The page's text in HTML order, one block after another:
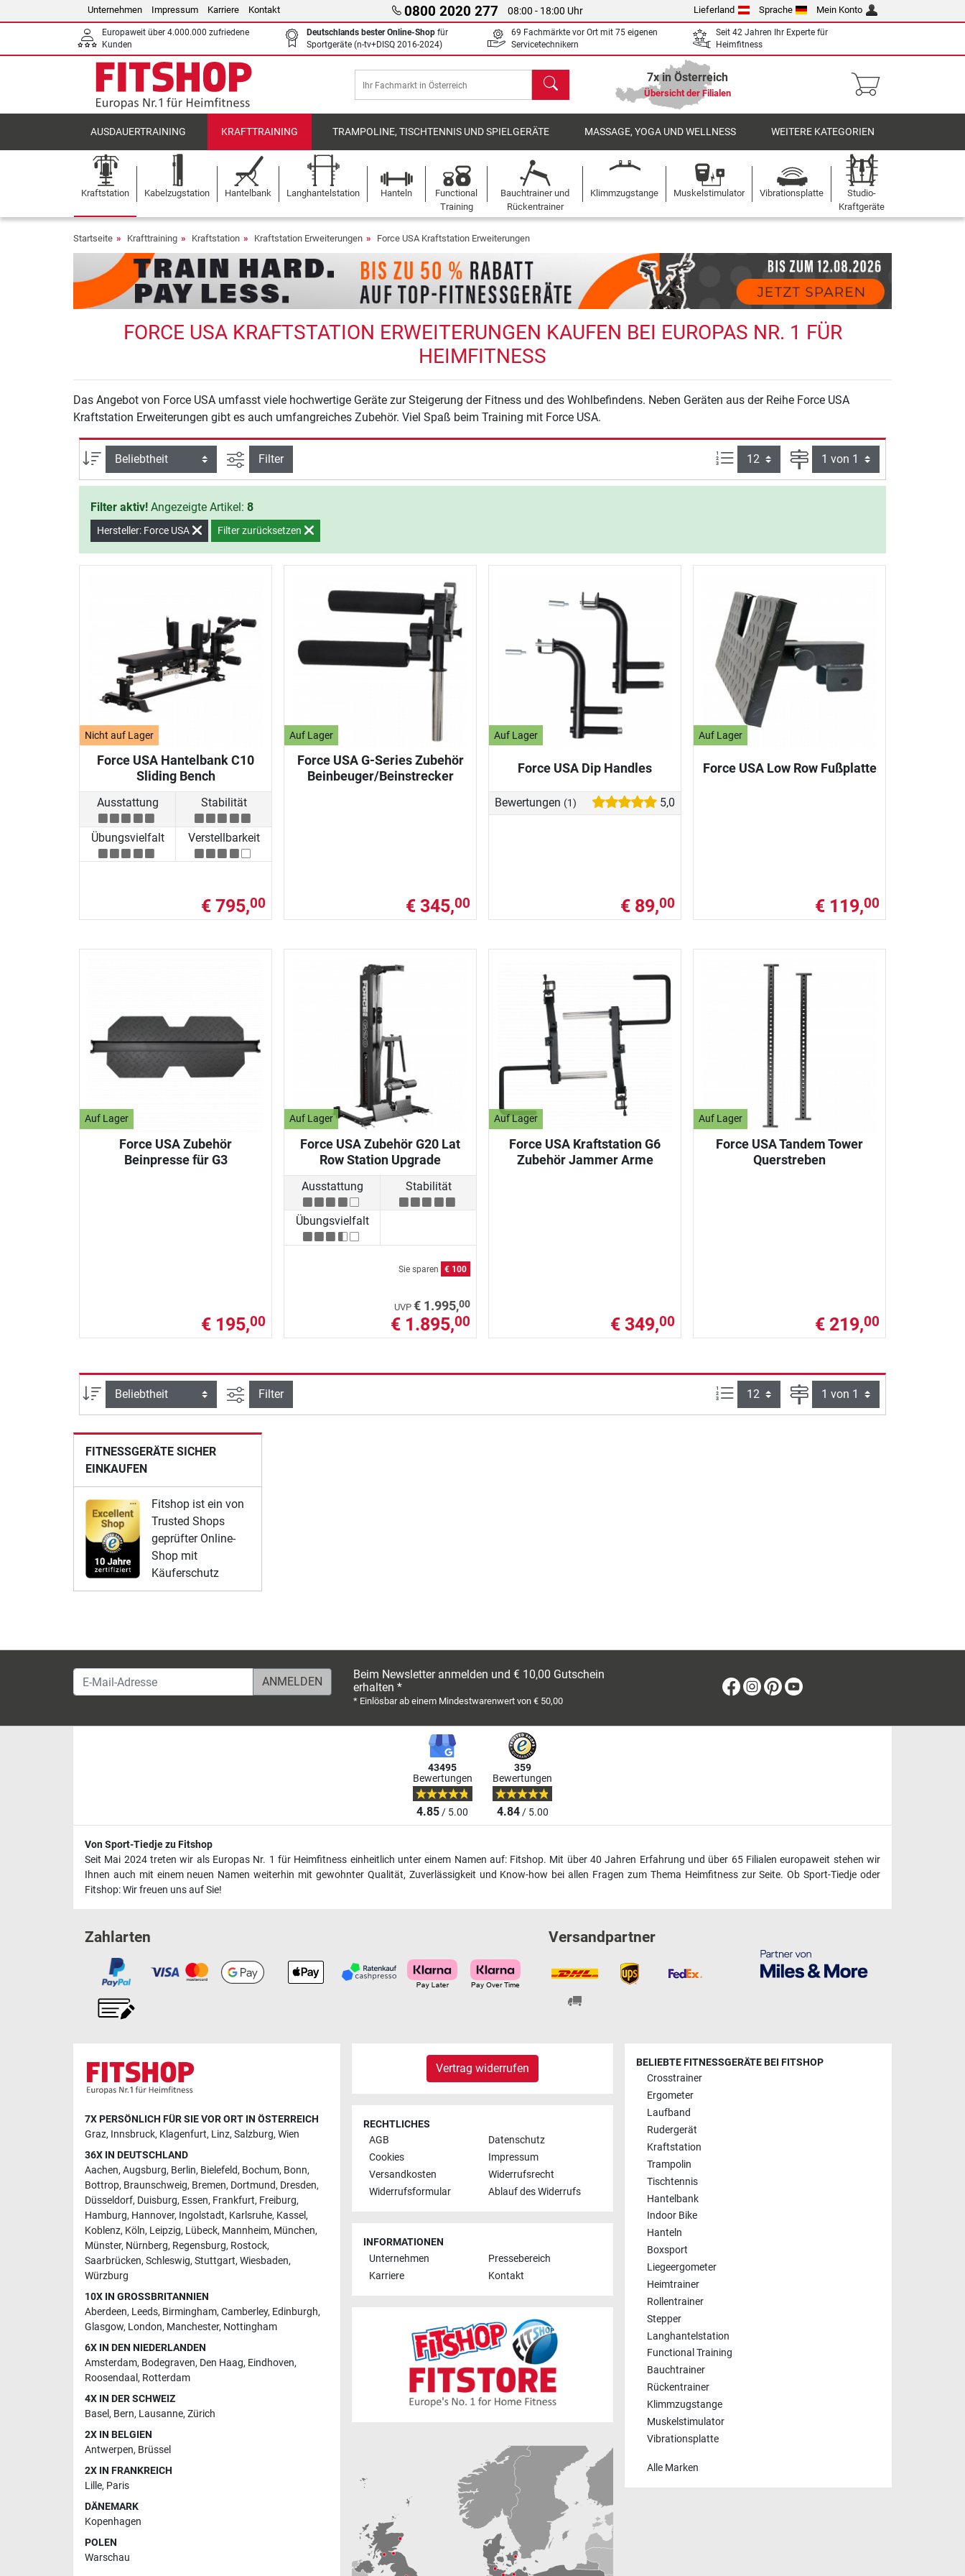
Unternehmen Impressum Karriere Kontakt 0800 2020 277 08:00 - 18:00 Uhr Lieferland Sprache Mein Konto
Europaweit über 4.000.000 zufriedene
Kunden
Deutschlands bester Online-Shop für
Sportgeräte (n-tv+DISQ 2016-2024)
69 Fachmärkte vor Ort mit 75 eigenen
Servicetechnikern
Seit 42 Jahren Ihr Experte für
Heimfitness
Suchen 7x in Österreich
Übersicht der Filialen
AUSDAUERTRAINING KRAFTTRAINING TRAMPOLINE, TISCHTENNIS UND SPIELGERÄTE MASSAGE, YOGA UND WELLNESS WEITERE KATEGORIEN
Kraftstation Kabelzugstation Hantelbank Langhantelstation Hanteln
Functional
Training
Bauchtrainer und
Rückentrainer
Klimmzugstange Muskelstimulator Vibrationsplatte
Studio-
Kraftgeräte
Startseite Krafttraining Kraftstation Kraftstation Erweiterungen Force USA Kraftstation Erweiterungen
FORCE USA KRAFTSTATION ERWEITERUNGEN KAUFEN BEI EUROPAS NR. 1 FÜR
HEIMFITNESS
Das Angebot von Force USA umfasst viele hochwertige Geräte zur Steigerung der Fitness und des Wohlbefindens. Neben Geräten aus der Reihe Force USA
Kraftstation Erweiterungen gibt es auch umfangreiches Zubehör. Viel Spaß beim Training mit Force USA.
Sortierung Ansicht filtern
Filter Artikel pro Seite: Seite
Filter aktiv! Angezeigte Artikel: 8
Hersteller: Force USA Filter zurücksetzen
Nicht auf Lager
Force USA Hantelbank C10
Sliding Bench
Ausstattung Stabilität
Übungsvielfalt Verstellbarkeit
€ 795,00
Auf Lager
Force USA G-Series Zubehör
Beinbeuger/Beinstrecker
€ 345,00
Auf Lager
Force USA Dip Handles
Bewertungen (1) 5,0
€ 89,00
Auf Lager
Force USA Low Row Fußplatte
€ 119,00
Auf Lager
Force USA Zubehör
Beinpresse für G3
€ 195,00
Auf Lager
Force USA Zubehör G20 Lat
Row Station Upgrade
Ausstattung Stabilität
Übungsvielfalt
Sie sparen € 100
UVP € 1.995,00
€ 1.895,00
Auf Lager
Force USA Kraftstation G6
Zubehör Jammer Arme
€ 349,00
Auf Lager
Force USA Tandem Tower
Querstreben
€ 219,00
Sortierung Ansicht filtern
Filter Artikel pro Seite: Seite
FITNESSGERÄTE SICHER
EINKAUFEN
Fitshop ist ein von
Trusted Shops
geprüfter Online-
Shop mit
Käuferschutz
E-Mail-Adresse
Beim Newsletter anmelden und € 10,00 Gutschein
erhalten *
* Einlösbar ab einem Mindestwarenwert von € 50,00
Facebook
Instagram
Pinterest
43495
Bewertungen
4.85/ 5.00
359
Bewertungen
4.84/ 5.00
Von Sport-Tiedje zu Fitshop
Seit Mai 2024 treten wir als Europas Nr. 1 für Heimfitness einheitlich unter einem Namen auf: Fitshop. Mit über 40 Jahren Erfahrung und über 65 Filialen europaweit stehen wir
Ihnen auch mit einem neuen Namen weiterhin mit gewohnter Qualität, Zuverlässigkeit und Know-how bei allen Fragen zum Thema Heimfitness zur Seite. Ob Sport-Tiedje oder
Fitshop: Wir freuen uns auf Sie!
Zahlarten Versandpartner
7X PERSÖNLICH FÜR SIE VOR ORT IN ÖSTERREICH
Graz, Innsbruck, Klagenfurt, Linz, Salzburg, Wien
36X IN DEUTSCHLAND
Aachen, Augsburg, Berlin, Bielefeld, Bochum, Bonn,
Bottrop, Braunschweig, Bremen, Dortmund, Dresden,
Düsseldorf, Duisburg, Essen, Frankfurt, Freiburg,
Hamburg, Hannover, Ingolstadt, Karlsruhe, Kassel,
Koblenz, Köln, Leipzig, Lübeck, Mannheim, München,
Münster, Nürnberg, Regensburg, Rostock,
Saarbrücken, Schleswig, Stuttgart, Wiesbaden,
Würzburg
10X IN GROSSBRITANNIEN
Aberdeen, Leeds, Birmingham, Camberley, Edinburgh,
Glasgow, London, Manchester, Nottingham
6X IN DEN NIEDERLANDEN
Amsterdam, Bodegraven, Den Haag, Eindhoven,
Roosendaal , Rotterdam
4X IN DER SCHWEIZ
Basel, Bern, Lausanne, Zürich
2X IN BELGIEN
Antwerpen, Brüssel
2X IN FRANKREICH
Lille, Paris
DÄNEMARK
Kopenhagen
POLEN
Warschau
Vertrag widerrufen
RECHTLICHES
AGB
Datenschutz
Cookies
Impressum
Versandkosten
Widerrufsrecht
Widerrufsformular
Ablauf des Widerrufs
INFORMATIONEN
Unternehmen
Pressebereich
Karriere
Kontakt
BELIEBTE FITNESSGERÄTE BEI FITSHOP
Crosstrainer
Ergometer
Laufband
Rudergerät
Kraftstation
Trampolin
Tischtennis
Hantelbank
Indoor Bike
Hanteln
Boxsport
Liegeergometer
Heimtrainer
Rollentrainer
Stepper
Langhantelstation
Functional Training
Bauchtrainer
Rückentrainer
Klimmzugstange
Muskelstimulator
Vibrationsplatte
Alle Marken